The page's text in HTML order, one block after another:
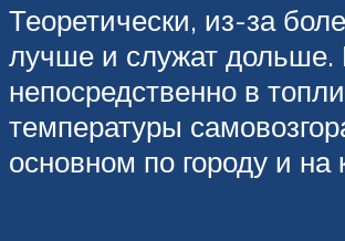
Теоретически, из-за
лучше и служат дольше.
непосредственно в
температуры
основном по городу и на